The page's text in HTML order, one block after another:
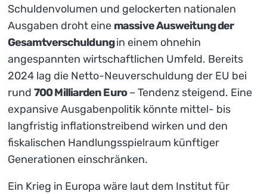
Schuldenvolumen und gelockerten nationalen
Ausgaben droht eine massive Ausweitung der
Gesamtverschuldungin einem ohnehin
angespannten wirtschaftlichen Umfeld. Bereits
2024 lag die Netto-Neuverschuldung der EU bei
rund 700 Milliarden Euro– Tendenz steigend. Eine
expansive Ausgabenpolitik könnte mittel- bis
langfristig inflationstreibend wirken und den
fiskalischen Handlungsspielraum künftiger
Generationen einschränken.
Ein Krieg in Europa wäre laut dem Institut für